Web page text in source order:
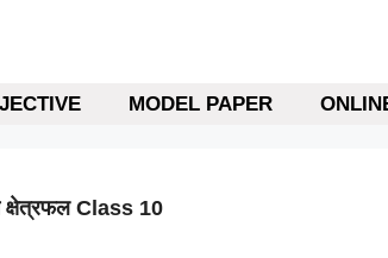
MODEL PAPER
क्षेत्रफल Class 10